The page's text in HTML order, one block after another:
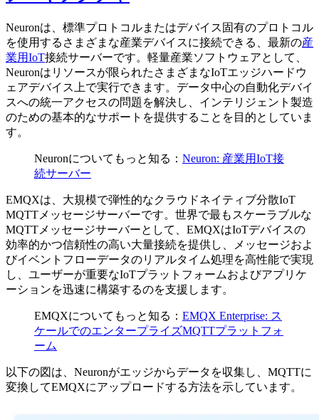
Neuronは、標準プロトコルまたはデバイス固有のプロトコル
を使用するさまざまな産業デバイスに接続できる、最新の産
業用IoT接続サーバーです。軽量産業ソフトウェアとして、
Neuronはリソースが限られたさまざまなIoTエッジハードウ
ェアデバイス上で実行できます。データ中心の自動化デバイ
スへの統一アクセスの問題を解決し、インテリジェント製造
のための基本的なサポートを提供することを目的としていま
す。
Neuronについてもっと知る： Neuron: 産業用IoT接
続サーバー
EMQXは、大規模で弾性的なクラウドネイティブ分散IoT
MQTTメッセージサーバーです。世界で最もスケーラブルな
MQTTメッセージサーバーとして、EMQXはIoTデバイスの
効率的かつ信頼性の高い大量接続を提供し、メッセージおよ
びイベントフローデータのリアルタイム処理を高性能で実現
し、ユーザーが重要なIoTプラットフォームおよびアプリケ
ーションを迅速に構築するのを支援します。
EMQXについてもっと知る： EMQX Enterprise: ス
ケールでのエンタープライズMQTTプラットフォ
ーム
以下の図は、Neuronがエッジからデータを収集し、MQTTに
変換してEMQXにアップロードする方法を示しています。